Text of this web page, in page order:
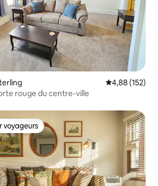
Note
4,88 (152)
rouge du centre-ville
parmi les plus aimés
voyageurs